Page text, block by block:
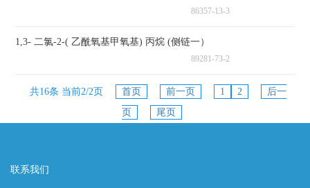
86357-13-3
1,3- 二氯-2-( 乙酰氧基甲氧基) 丙烷 (侧链一）
89281-73-2
共16条 当前2/2页 首页 前一页 1 2
后一
页
尾页
联系我们